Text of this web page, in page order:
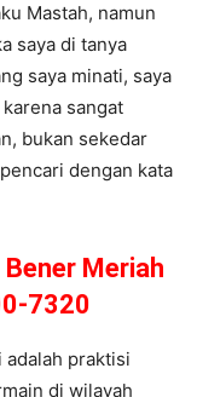
Mastah, namun
saya di tanya
saya minati, saya
sangat
bukan sekedar
dengan kata
Meriah
7320
adalah praktisi
di wilayah